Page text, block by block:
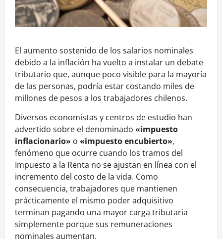
El aumento sostenido de los salarios nominales
debido a la inflación ha vuelto a instalar un debate
tributario que, aunque poco visible para la mayoría
de las personas, podría estar costando miles de
millones de pesos a los trabajadores chilenos.
Diversos economistas y centros de estudio han
advertido sobre el denominado «impuesto
inflacionario» o «impuesto encubierto»,
fenómeno que ocurre cuando los tramos del
Impuesto a la Renta no se ajustan en línea con el
incremento del costo de la vida. Como
consecuencia, trabajadores que mantienen
prácticamente el mismo poder adquisitivo
terminan pagando una mayor carga tributaria
simplemente porque sus remuneraciones
nominales aumentan.